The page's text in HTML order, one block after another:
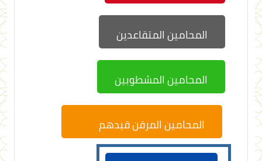
المحامين المتقاعدين
المحامين المشطوبين
المحامين المرقن قيدهم